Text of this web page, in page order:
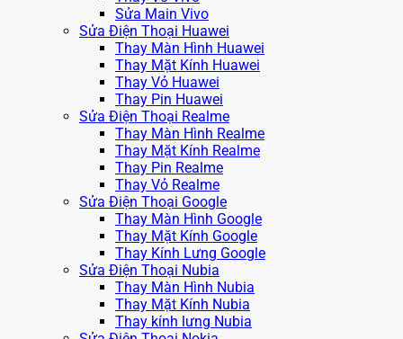
Sửa Main Vivo
Sửa Điện Thoại Huawei
Thay Màn Hình Huawei
Thay Mặt Kính Huawei
Thay Vỏ Huawei
Thay Pin Huawei
Sửa Điện Thoại Realme
Thay Màn Hình Realme
Thay Mặt Kính Realme
Thay Pin Realme
Thay Vỏ Realme
Sửa Điện Thoại Google
Thay Màn Hình Google
Thay Mặt Kính Google
Thay Kính Lưng Google
Sửa Điện Thoại Nubia
Thay Màn Hình Nubia
Thay Mặt Kính Nubia
Thay kính lưng Nubia